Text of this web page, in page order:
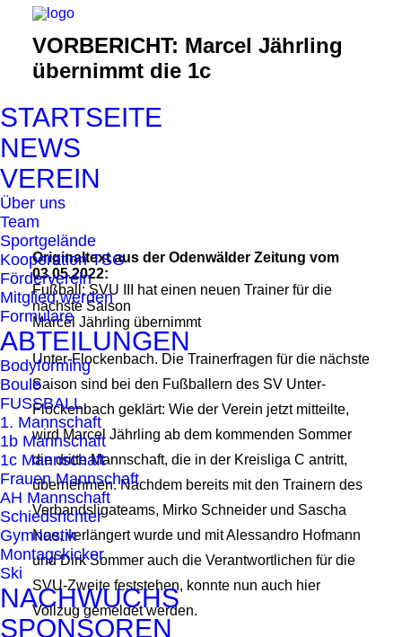
STARTSEITE
NEWS
VEREIN
Über uns
Team
Sportgelände
Kooperation TSG
Förderverein
Mitglied werden
Formulare
ABTEILUNGEN
Bodyforming
Boule
FUSSBALL
1. Mannschaft
1b Mannschaft
1c Mannschaft
Frauen Mannschaft
AH Mannschaft
Schiedsrichter
Gymnastik
Montagskicker
Ski
NACHWUCHS
SPONSOREN
VORBERICHT: Marcel Jährling
übernimmt die 1c
Originaltext aus der Odenwälder Zeitung vom
03.05.2022:
Fußball: SVU III hat einen neuen Trainer für die
nächste Saison
Marcel Jährling übernimmt
Unter-Flockenbach. Die Trainerfragen für die nächste
Saison sind bei den Fußballern des SV Unter-
Flockenbach geklärt: Wie der Verein jetzt mitteilte,
wird Marcel Jährling ab dem kommenden Sommer
die dritte Mannschaft, die in der Kreisliga C antritt,
übernehmen. Nachdem bereits mit den Trainern des
Verbandsligateams, Mirko Schneider und Sascha
Noe, verlängert wurde und mit Alessandro Hofmann
und Dirk Sommer auch die Verantwortlichen für die
SVU-Zweite feststehen, konnte nun auch hier
Vollzug gemeldet werden.